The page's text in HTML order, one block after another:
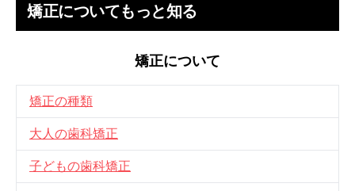
矯正についてもっと知る
矯正について
矯正の種類
大人の歯科矯正
子どもの歯科矯正